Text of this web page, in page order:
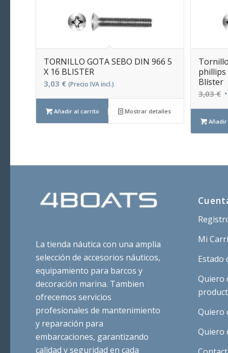
TORNILLO GOTA SEBO DIN 966 5
X 16 BLISTER
3,03 € (Precio IVA incl.)
Añadir al carrito Mostrar detalles
phillips
Blíster
3,03€ El
Añadir
La tienda náutica con una amplia
selección de accesorios náuticos,
equipamiento para barcos y
decoración marina. Tambien
ofrecemos servicios
profesionales de mantenimiento
y reparación para
embarcaciones, garantizando
calidad y seguridad en cada
Mi
Estado
Quiero
Quiero
Quiero